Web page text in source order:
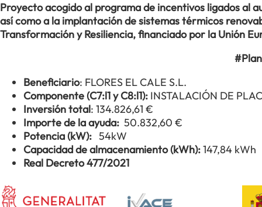
Proyecto acogido al programa de incentivos ligados al
así como a la implantación de sistemas térmicos
Transformación y Resiliencia, financiado por la Unión
Beneficiario: FLORES EL CALE S.L.
Componente (C7:l1 y C8:l1): INSTALACIÓN DE
Inversión total: 134.826,61 €
Importe de la ayuda: 50.832,60 €
Potencia (kW): 54kW
Capacidad de almacenamiento (kWh):147,84 kWh
Real Decreto 477/2021